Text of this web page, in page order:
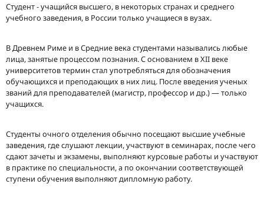
Студент - учащийся высшего, в некоторых странах и среднего
учебного заведения, в России только учащиеся в вузах.
В Древнем Риме и в Средние века студентами назывались любые
лица, занятые процессом познания. С основанием в XII веке
университетов термин стал употребляться для обозначения
обучающихся и преподающих в них лиц. После введения ученых
званий для преподавателей (магистр, профессор и др.) — только
учащихся.
Студенты очного отделения обычно посещают высшие учебные
заведения, где слушают лекции, участвуют в семинарах, после чего
сдают зачеты и экзамены, выполняют курсовые работы и участвуют
в практике по специальности, а по окончании соответствующей
ступени обучения выполняют дипломную работу.